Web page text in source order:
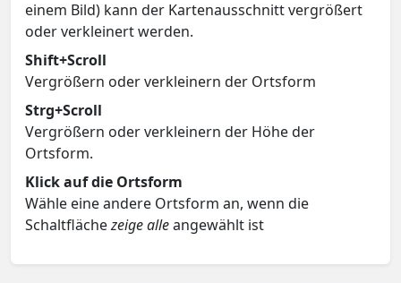
einem Bild) kann der Kartenausschnitt vergrößert
oder verkleinert werden.
Shift+Scroll
Vergrößern oder verkleinern der Ortsform
Strg+Scroll
Vergrößern oder verkleinern der Höhe der
Ortsform.
Klick auf die Ortsform
Wähle eine andere Ortsform an, wenn die
Schaltflächezeige alleangewählt ist